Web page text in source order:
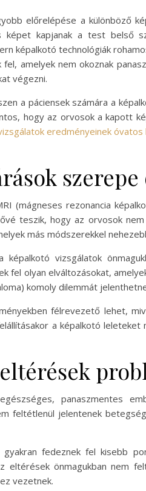
előrelépése a különböző
kapjanak a test belső
képalkotó technológiák
amelyek nem okoznak
végezni.
a páciensek számára a
hogy az orvosok a kapott
eredményeinek óvatos
(mágneses rezonancia
teszik, hogy az orvosok
más módszerekkel
képalkotó vizsgálatok
fel olyan elváltozásokat,
komoly dilemmát
félrevezető lehet,
a képalkotó
panaszmentes
feltétlenül jelentenek
fedeznek fel kisebb
eltérések önmagukban nem
vezetnek.